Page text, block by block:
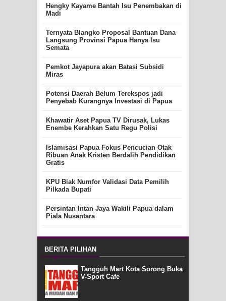
Hengky Kayame Bantah Isu Penembakan di
Madi
Ternyata Blangko Proposal Bantuan Dana
Langsung Provinsi Papua Hanya Isu
Semata
Pemkot Jayapura akan Batasi Subsidi
Miras
Potensi Daerah Belum Terekspos jadi
Penyebab Kurangnya Investasi di Papua
Khawatir Aset Papua TV Dirusak, Lukas
Enembe Kerahkan Satu Regu Polisi
Islamisasi Papua Fokus Pencucian Otak
Ribuan Anak Kristen Berdalih Pendidikan
Gratis
KPU Biak Numfor Validasi Data Pemilih
Pilkada Bupati
Persintan Intan Jaya Wakili Papua dalam
Piala Nusantara
BERITA PILIHAN
Tangguh Mart Kota Sorong Buka
V-Sport Cafe